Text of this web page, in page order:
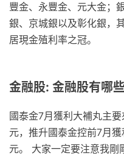
豐金、永豐金、元大金；
銀、京城銀以及彰化銀，
居現金殖利率之冠。
金融股: 金融股有哪些
國泰金7月獲利大補丸主
元，推升國泰金控前7月
元。 大家一定要注意我剛